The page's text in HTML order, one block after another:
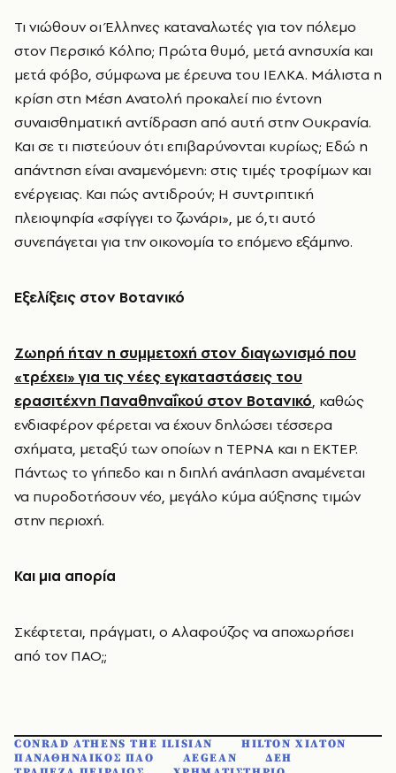
Τι νιώθουν οι Έλληνες καταναλωτές για τον πόλεμο
στον Περσικό Κόλπο; Πρώτα θυμό, μετά ανησυχία και
μετά φόβο, σύμφωνα με έρευνα του ΙΕΛΚΑ. Μάλιστα η
κρίση στη Μέση Ανατολή προκαλεί πιο έντονη
συναισθηματική αντίδραση από αυτή στην Ουκρανία.
Και σε τι πιστεύουν ότι επιβαρύνονται κυρίως; Εδώ η
απάντηση είναι αναμενόμενη: στις τιμές τροφίμων και
ενέργειας. Και πώς αντιδρούν; Η συντριπτική
πλειοψηφία «σφίγγει το ζωνάρι», με ό,τι αυτό
συνεπάγεται για την οικονομία το επόμενο εξάμηνο.
Εξελίξεις στον Βοτανικό
Ζωηρή ήταν η συμμετοχή στον διαγωνισμό που
«τρέχει» για τις νέες εγκαταστάσεις του
ερασιτέχνη Παναθηναΐκού στον Βοτανικό, καθώς
ενδιαφέρον φέρεται να έχουν δηλώσει τέσσερα
σχήματα, μεταξύ των οποίων η ΤΕΡΝΑ και η ΕΚΤΕΡ.
Πάντως το γήπεδο και η διπλή ανάπλαση αναμένεται
να πυροδοτήσουν νέο, μεγάλο κύμα αύξησης τιμών
στην περιοχή.
Και μια απορία
Σκέφτεται, πράγματι, ο Αλαφούζος να αποχωρήσει
από τον ΠΑΟ;;
CONRAD ATHENS THE ILISIAN
HILTON ΧΙΛΤΟΝ
ΠΑΝΑΘΗΝΑΙΚΟΣ ΠΑΟ
AEGEAN
ΔΕΗ